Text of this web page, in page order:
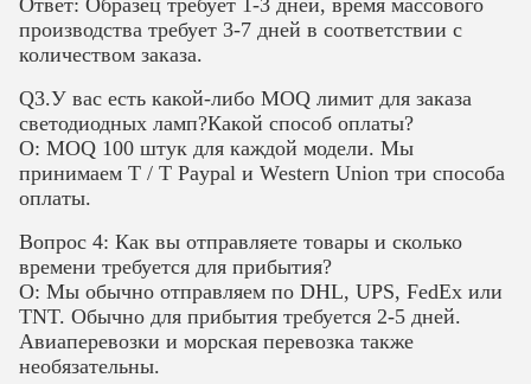
производства требует 3-7 дней в соответствии с
количеством заказа.
Q3.У вас есть какой-либо MOQ лимит для заказа
светодиодных ламп?Какой способ оплаты?
О: MOQ 100 штук для каждой модели. Мы
принимаем T / T Paypal и Western Union три способа
оплаты.
Вопрос 4: Как вы отправляете товары и сколько
времени требуется для прибытия?
О: Мы обычно отправляем по DHL, UPS, FedEx или
TNT. Обычно для прибытия требуется 2-5 дней.
Авиаперевозки и морская перевозка также
необязательны.